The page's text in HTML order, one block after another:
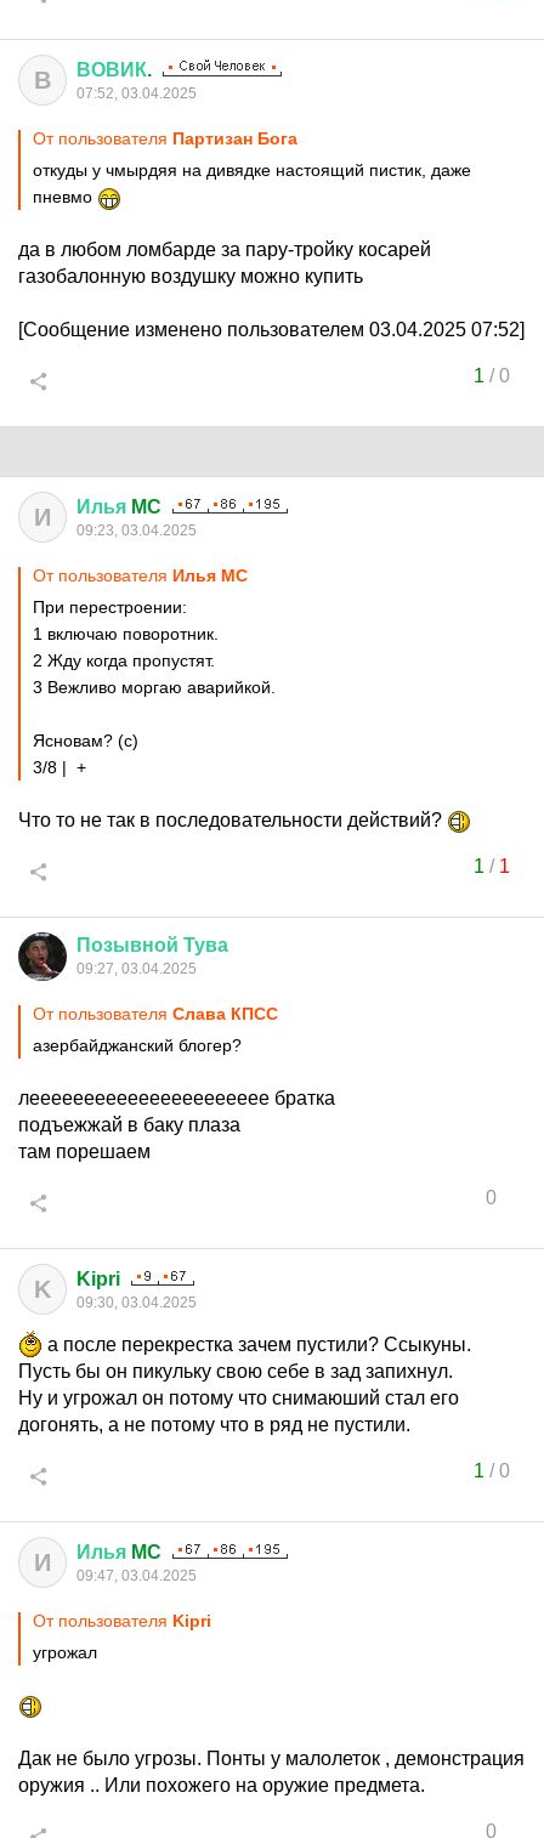
В ВОВИК.
07:52, 03.04.2025
От пользователя Партизан Бога
откуды у чмырдяя на дивядке настоящий пистик, даже
пневмо
да в любом ломбарде за пару-тройку косарей
газобалонную воздушку можно купить
[Сообщение изменено пользователем 03.04.2025 07:52]
1 /0
И Илья MC
09:23, 03.04.2025
От пользователя Илья MC
При перестроении:
1 включаю поворотник.
2 Жду когда пропустят.
3 Вежливо моргаю аварийкой.
Ясновам? (с)
3/8 | +
Что то не так в последовательности действий?
1 / 1
Позывной Тува
09:27, 03.04.2025
От пользователя Слава КПСС
азербайджанский блогер?
лееееееееееееееееееееее братка
подъежжай в баку плаза
там порешаем
0
K Kipri
09:30, 03.04.2025
а после перекрестка зачем пустили? Ссыкуны.
Пусть бы он пикульку свою себе в зад запихнул.
Ну и угрожал он потому что снимаюший стал его
догонять, а не потому что в ряд не пустили.
1 /0
И Илья MC
09:47, 03.04.2025
От пользователя Kipri
угрожал
Дак не было угрозы. Понты у малолеток , демонстрация
оружия .. Или похожего на оружие предмета.
0